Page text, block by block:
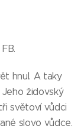
hnul. A taky
židovský
světoví vůdci
slovo vůdce.